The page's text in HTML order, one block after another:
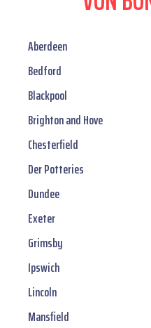
Aberdeen
Bedford
Blackpool
Brighton and Hove
Chesterfield
Der Potteries
Dundee
Exeter
Grimsby
Ipswich
Lincoln
Mansfield